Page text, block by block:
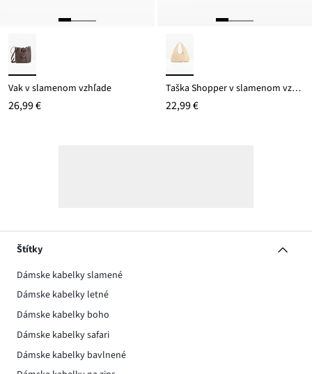
Vak v slamenom vzhľade
26,99 €
Taška Shopper v slamenom vzhľade
22,99 €
Štítky
Dámske kabelky slamené
Dámske kabelky letné
Dámske kabelky boho
Dámske kabelky safari
Dámske kabelky bavlnené